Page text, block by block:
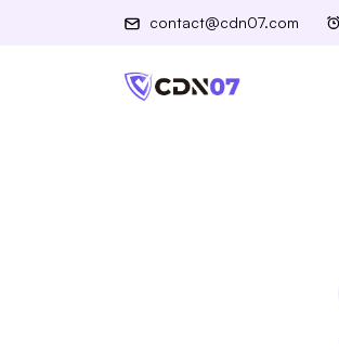
contact@cdn07.com